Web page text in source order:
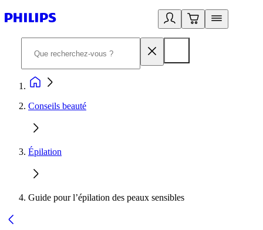
Conseils beauté
Épilation
Guide pour l’épilation des peaux sensibles